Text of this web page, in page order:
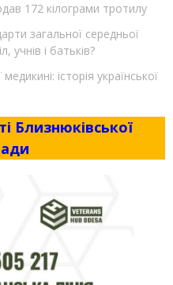
172 кілограми тротилу
загальної середньої
учнів і батьків?
історія української
Близнюківської